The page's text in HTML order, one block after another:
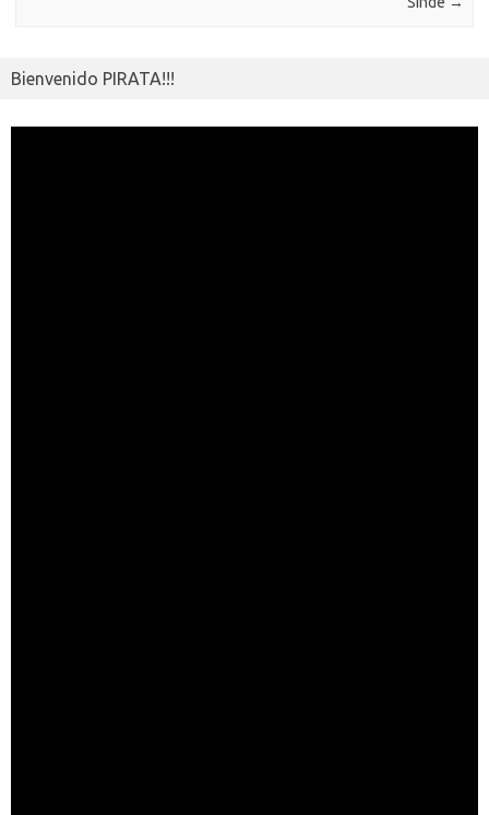
Bienvenido PIRATA!!!